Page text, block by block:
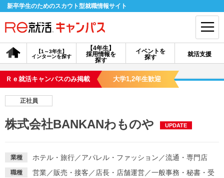
新卒学生のためのスカウト型就職情報サイト
【4年生】
採用情報を
探す
【1～3年生】
インターンを探す
イベントを
探す
就活支援
会員登録 ログイン
会員ID・パスワードを忘れた方はこちら
探す
Ｒｅ就活キャンパスのみ掲載 大学1,2年生歓迎
正社員
株式会社BANKANわものや UPDATE
業種 ホテル・旅行／アパレル・ファッション ／流通・専門店
職種 営業／販売・接客 ／ 店長・店舗運営／一般事務・秘書・受